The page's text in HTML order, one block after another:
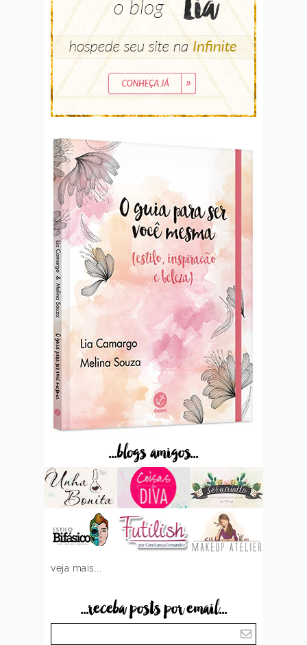
...blogs amigos...
veja mais...
...receba posts por email...